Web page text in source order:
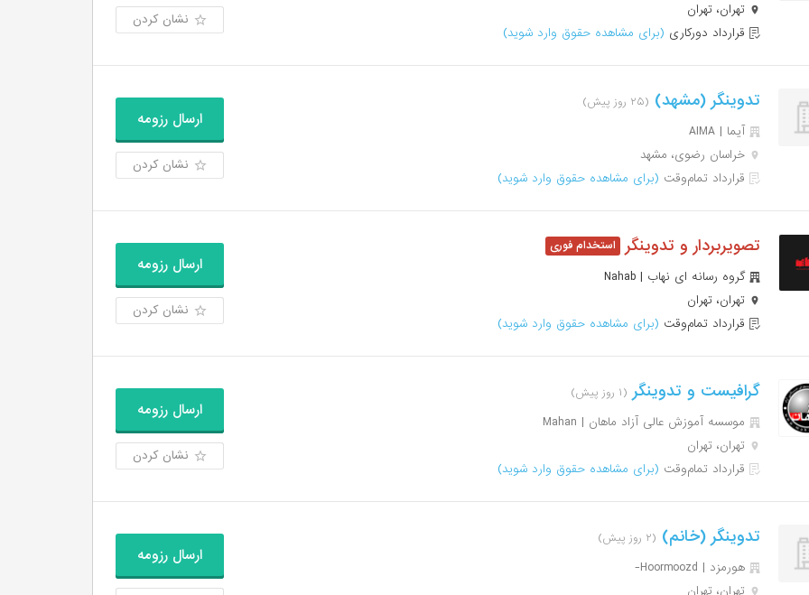
تهران، تهران
قرارداد دورکاری (برای مشاهده حقوق وارد شوید)
نشان کردن
تدوینگر (مشهد) (۲۵ روز پیش)
آیما | AIMA
خراسان رضوی، مشهد
قرارداد تمام‌وقت (برای مشاهده حقوق وارد شوید)
ارسال رزومه
نشان کردن
تصویربردار و تدوینگر
گروه رسانه ای نهاب | Nahab
تهران، تهران
قرارداد تمام‌وقت (برای مشاهده حقوق وارد شوید)
ارسال رزومه
نشان کردن
گرافیست و تدوینگر (۱ روز پیش)
موسسه آموزش عالی آزاد ماهان | Mahan
تهران، تهران
قرارداد تمام‌وقت (برای مشاهده حقوق وارد شوید)
ارسال رزومه
نشان کردن
تدوینگر (خانم) (۲ روز پیش)
هورمزد | Hoormoozd-
تهران، تهران
ارسال رزومه